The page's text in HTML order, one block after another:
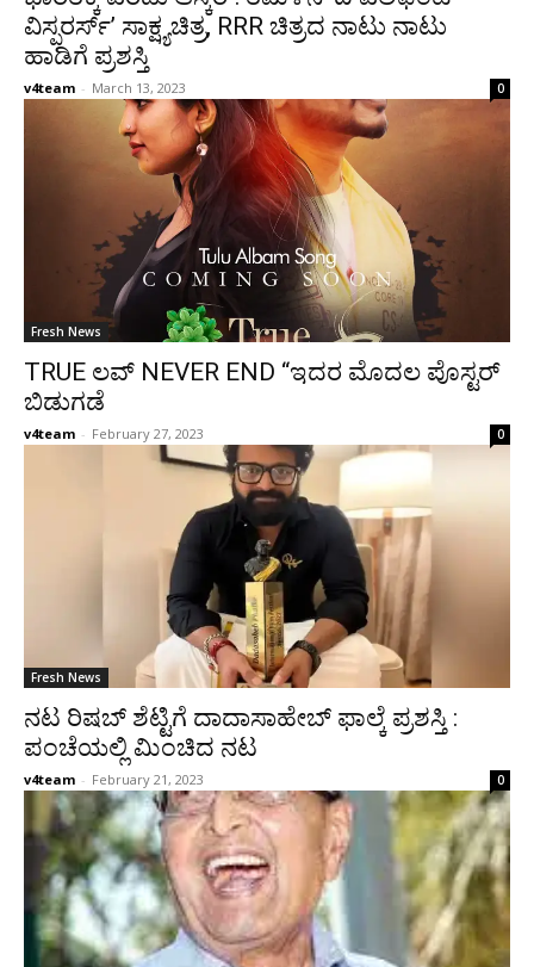
ವಿಸ್ಪರರ್ಸ್’ ಸಾಕ್ಷ್ಯಚಿತ್ರ, RRR ಚಿತ್ರದ ನಾಟು ನಾಟು
ಹಾಡಿಗೆ ಪ್ರಶಸ್ತಿ
v4team - March 13, 2023 0
Fresh News
TRUE ಲವ್ NEVER END “ಇದರ ಮೊದಲ ಪೊಸ್ಟರ್
ಬಿಡುಗಡೆ
v4team - February 27, 2023 0
Fresh News
ನಟ ರಿಷಬ್​ ಶೆಟ್ಟಿಗೆ ದಾದಾಸಾಹೇಬ್ ಫಾಲ್ಕೆ ಪ್ರಶಸ್ತಿ :
ಪಂಚೆಯಲ್ಲಿ ಮಿಂಚಿದ ನಟ
v4team - February 21, 2023 0